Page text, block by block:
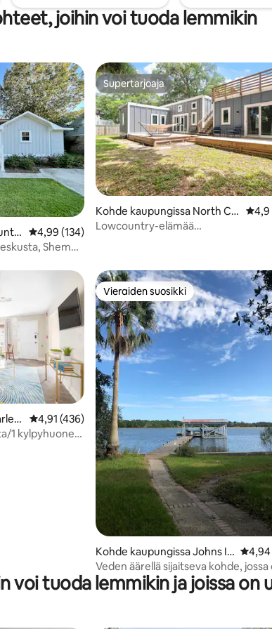
Ihanteellinen romanttisille lomille tai
hauskoille perhematkoille.
joihin voi tuoda lemmikin
P Keskimääräinen arvio 4,99/5, 134 arvostelua
4,99 (134)
Shem
Supertarjoaja
Supertarjoaja
Kohde kaupungissa North Ch
arleston
4,9
Lowcountry-elämää
Keskimääräinen arvio 4,91/5, 436 arvostelua
4,91 (436)
1 kylpyhuone,
Vieraiden suosikki
Vieraiden suosikki
Kohde kaupungissa Johns Isl
and
4,94
Veden äärellä sijaitseva kohde, jossa
syväsatama Stono-joella!
voi tuoda lemmikin ja joissa on